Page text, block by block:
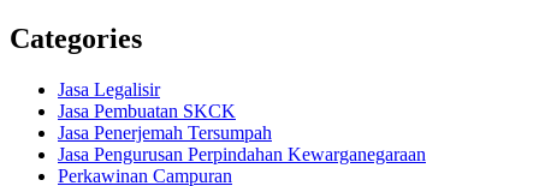
Categories
Jasa Legalisir
Jasa Pembuatan SKCK
Jasa Penerjemah Tersumpah
Jasa Pengurusan Perpindahan Kewarganegaraan
Perkawinan Campuran